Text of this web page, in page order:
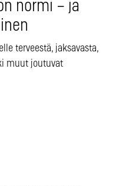
normi – ja
terveestä, jaksavasta,
muut joutuvat